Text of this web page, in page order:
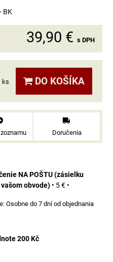
BK
39,90 € s DPH
ks DO KOŠÍKA
Doručenia
NA POŠTU (zásielku
obvode) • 5 € •
Osobne do 7 dní od objednania
200 Kč